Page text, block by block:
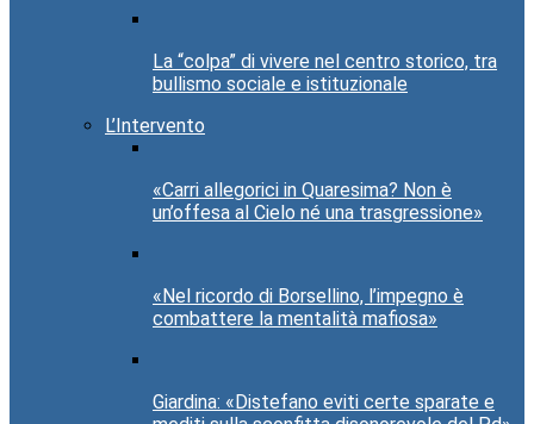
La “colpa” di vivere nel centro storico, tra
bullismo sociale e istituzionale
L’Intervento
«Carri allegorici in Quaresima? Non è
un’offesa al Cielo né una trasgressione»
«Nel ricordo di Borsellino, l’impegno è
combattere la mentalità mafiosa»
Giardina: «Distefano eviti certe sparate e